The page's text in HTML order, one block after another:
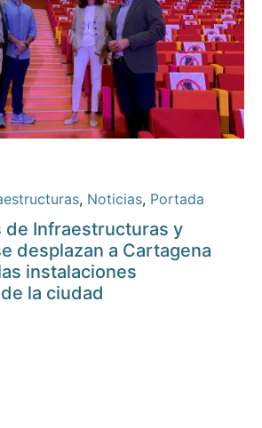
, Noticias, Portada
de Infraestructuras y
desplazan a Cartagena
instalaciones
la ciudad